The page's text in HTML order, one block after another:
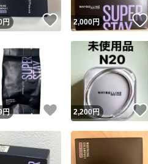
円 いいね！
2,000円
円 いいね！
2,200円